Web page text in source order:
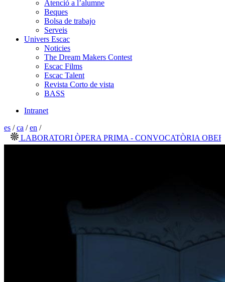
Atenció a l’alumne
Beques
Bolsa de trabajo
Serveis
Univers Escac
Noticies
The Dream Makers Contest
Escac Films
Escac Talent
Revista Corto de vista
BASS
Intranet
es /ca /en /
LABORATORI ÒPERA PRIMA - CONVOCATÒRIA OBERTA